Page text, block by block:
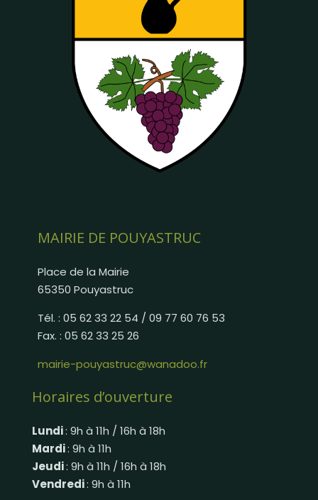
MAIRIE DE POUYASTRUC
Place de la Mairie
65350 Pouyastruc
Tél. : 05 62 33 22 54 / 09 77 60 76 53
Fax. : 05 62 33 25 26
mairie-pouyastruc@wanadoo.fr
Horaires d’ouverture
Lundi: 9h à 11h / 16h à 18h
Mardi: 9h à 11h
Jeudi: 9h à 11h / 16h à 18h
Vendredi: 9h à 11h